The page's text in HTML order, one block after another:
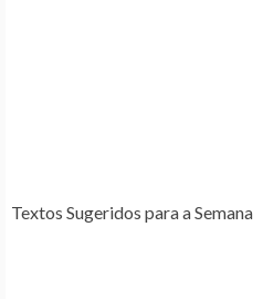
Textos Sugeridos para a Semana